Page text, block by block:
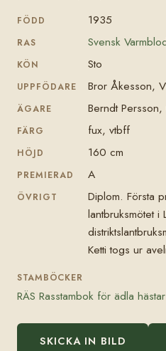
FÖDD 1935
RAS Svensk
KÖN Sto
UPPFÖDARE Bror Åkesson,
ÄGARE Berndt
FÄRG fux, vtbff
HÖJD 160 cm
PREMIERAD A
ÖVRIGT
Diplom. Första
lantbruksmötet
Ketti togs ur
STAMBÖCKER
RÄS Rasstambok för ädla
SKICKA IN BILD